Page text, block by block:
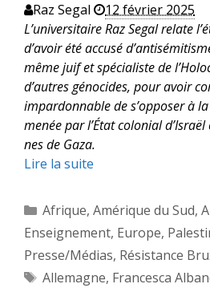
Raz Segal
12 février 2025
L’universitaire Raz Segal relate
d’avoir été accusé
même juif et spécialiste de
d’autres génocides, pour avoir
impardonnable de s’opposer à
menée par l’État colonial
nes de Gaza.
Lire la suite
Catégories
Afrique, Amérique du Sud,
Enseignement, Europe,
Presse/Médias, Résistance
Étiquettes
Allemagne, Francesca